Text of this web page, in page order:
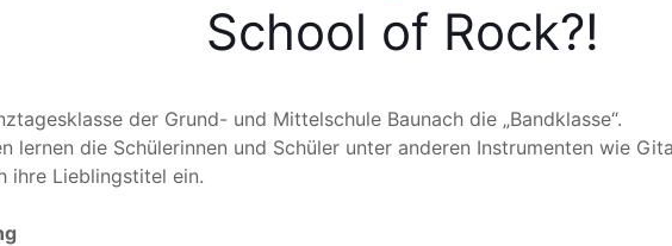
School of Rock?!
der Grund- und Mittelschule Baunach die „Bandklasse“.
lernen die Schülerinnen und Schüler unter anderen Instrumenten wie
ihre Lieblingstitel ein.